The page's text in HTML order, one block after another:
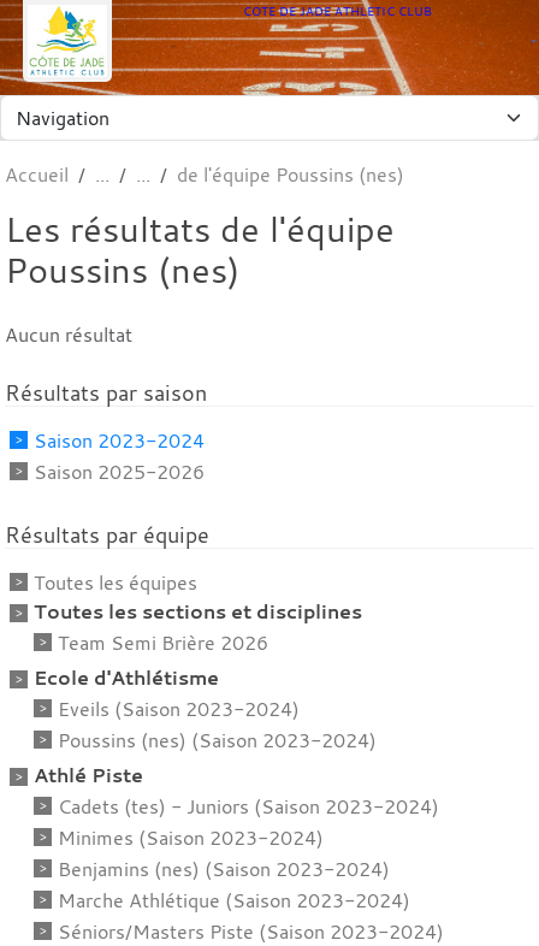
COTE DE JADE ATHLETIC CLUB
Accueil de l'équipe Poussins (nes)
Les résultats de l'équipe
Poussins (nes)
Aucun résultat
Résultats par saison
Saison 2023-2024
Saison 2025-2026
Résultats par équipe
Toutes les équipes
Toutes les sections et disciplines
Team Semi Brière 2026
Ecole d'Athlétisme
Eveils (Saison 2023-2024)
Poussins (nes) (Saison 2023-2024)
Athlé Piste
Cadets (tes) - Juniors (Saison 2023-2024)
Minimes (Saison 2023-2024)
Benjamins (nes) (Saison 2023-2024)
Marche Athlétique (Saison 2023-2024)
Séniors/Masters Piste (Saison 2023-2024)
Panneau de gestion des cookies